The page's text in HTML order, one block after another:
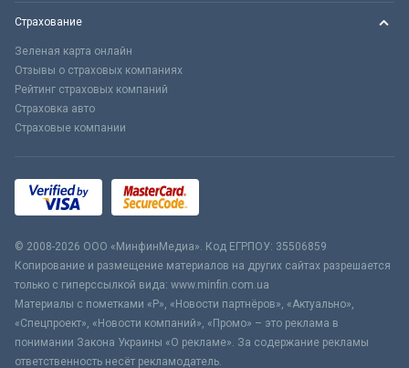
Страхование
Зеленая карта онлайн
Отзывы о страховых компаниях
Рейтинг страховых компаний
Страховка авто
Страховые компании
© 2008-2026 ООО «МинфинМедиа». Код ЕГРПОУ: 35506859
Копирование и размещение материалов на других сайтах разрешается
только с гиперссылкой вида: www.minfin.com.ua
Материалы с пометками «Р», «Новости партнёров», «Актуально»,
«Спецпроект», «Новости компаний», «Промо» – это реклама в
понимании Закона Украины «О рекламе». За содержание рекламы
ответственность несёт рекламодатель.